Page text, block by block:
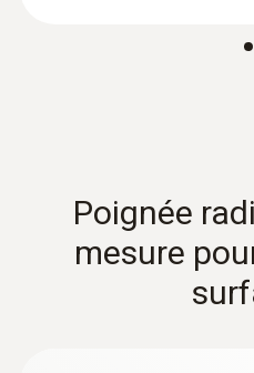
Poignée
mesure